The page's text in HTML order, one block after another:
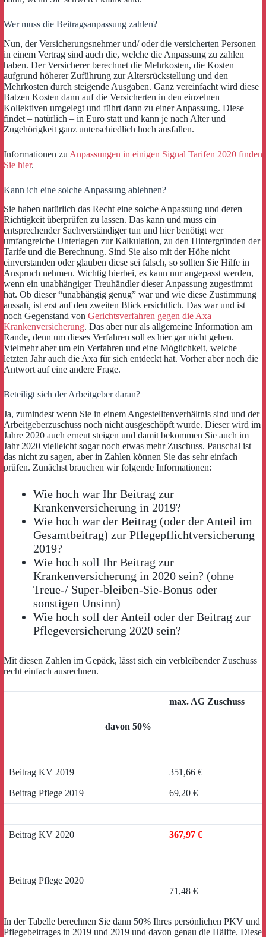
Wer muss die Beitragsanpassung zahlen?
Nun, der Versicherungsnehmer und/ oder die versicherten Personen
in einem Vertrag sind auch die, welche die Anpassung zu zahlen
haben. Der Versicherer berechnet die Mehrkosten, die Kosten
aufgrund höherer Zuführung zur Altersrückstellung und den
Mehrkosten durch steigende Ausgaben. Ganz vereinfacht wird diese
Batzen Kosten dann auf die Versicherten in den einzelnen
Kollektiven umgelegt und führt dann zu einer Anpassung. Diese
findet – natürlich – in Euro statt und kann je nach Alter und
Zugehörigkeit ganz unterschiedlich hoch ausfallen.
Informationen zu Anpassungen in einigen Signal Tarifen 2020 finden
Sie hier.
Kann ich eine solche Anpassung ablehnen?
Sie haben natürlich das Recht eine solche Anpassung und deren
Richtigkeit überprüfen zu lassen. Das kann und muss ein
entsprechender Sachverständiger tun und hier benötigt wer
umfangreiche Unterlagen zur Kalkulation, zu den Hintergründen der
Tarife und die Berechnung. Sind Sie also mit der Höhe nicht
einverstanden oder glauben diese sei falsch, so sollten Sie Hilfe in
Anspruch nehmen. Wichtig hierbei, es kann nur angepasst werden,
wenn ein unabhängiger Treuhändler dieser Anpassung zugestimmt
hat. Ob dieser “unabhängig genug” war und wie diese Zustimmung
aussah, ist erst auf den zweiten Blick ersichtlich. Das war und ist
noch Gegenstand von Gerichtsverfahren gegen die Axa
Krankenversicherung. Das aber nur als allgemeine Information am
Rande, denn um dieses Verfahren soll es hier gar nicht gehen.
Vielmehr aber um ein Verfahren und eine Möglichkeit, welche
letzten Jahr auch die Axa für sich entdeckt hat. Vorher aber noch die
Antwort auf eine andere Frage.
Beteiligt sich der Arbeitgeber daran?
Ja, zumindest wenn Sie in einem Angestelltenverhältnis sind und der
Arbeitgeberzuschuss noch nicht ausgeschöpft wurde. Dieser wird im
Jahre 2020 auch erneut steigen und damit bekommen Sie auch im
Jahr 2020 vielleicht sogar noch etwas mehr Zuschuss. Pauschal ist
das nicht zu sagen, aber in Zahlen können Sie das sehr einfach
prüfen. Zunächst brauchen wir folgende Informationen:
Wie hoch war Ihr Beitrag zur
Krankenversicherung in 2019?
Wie hoch war der Beitrag (oder der Anteil im
Gesamtbeitrag) zur Pflegepflichtversicherung
2019?
Wie hoch soll Ihr Beitrag zur
Krankenversicherung in 2020 sein? (ohne
Treue-/ Super-bleiben-Sie-Bonus oder
sonstigen Unsinn)
Wie hoch soll der Anteil oder der Beitrag zur
Pflegeversicherung 2020 sein?
Mit diesen Zahlen im Gepäck, lässt sich ein verbleibender Zuschuss
recht einfach ausrechnen.
davon 50%
max. AG Zuschuss
Beitrag KV 2019 351,66 €
Beitrag Pflege 2019 69,20 €
Beitrag KV 2020 367,97 €
Beitrag Pflege 2020
71,48 €
In der Tabelle berechnen Sie dann 50% Ihres persönlichen PKV und
Pflegebeitrages in 2019 und 2019 und davon genau die Hälfte. Diese